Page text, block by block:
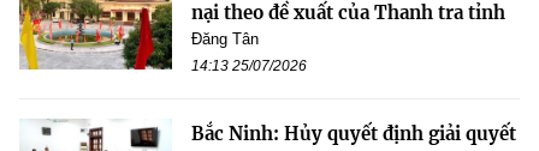
nại theo đề xuất của Thanh tra tỉnh
Đăng Tân
14:13 25/07/2026
Bắc Ninh: Hủy quyết định giải quyết